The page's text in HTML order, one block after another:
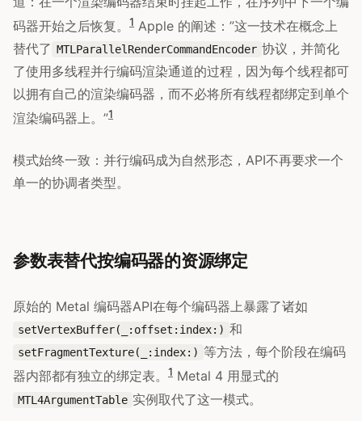
码器开始之后恢复。
1 Apple 的阐述：”这一技术在概念上
替代了 MTLParallelRenderCommandEncoder 协议，并简化
了使用多线程并行编码渲染通道的过程，因为每个线程都可
以拥有自己的渲染编码器，而不必将所有线程都绑定到单个
渲染编码器上。”1
模式始终一致：并行编码成为自然形态，API不再要求一个
单一的协调者类型。
参数表替代按编码器的资源绑定
原始的 Metal 编码器API在每个编码器上暴露了诸如
setVertexBuffer(_:offset:index:) 和
setFragmentTexture(_:index:) 等方法，每个阶段在编码
器内部都有独立的绑定表。
1 Metal 4 用显式的
MTL4ArgumentTable 实例取代了这一模式。